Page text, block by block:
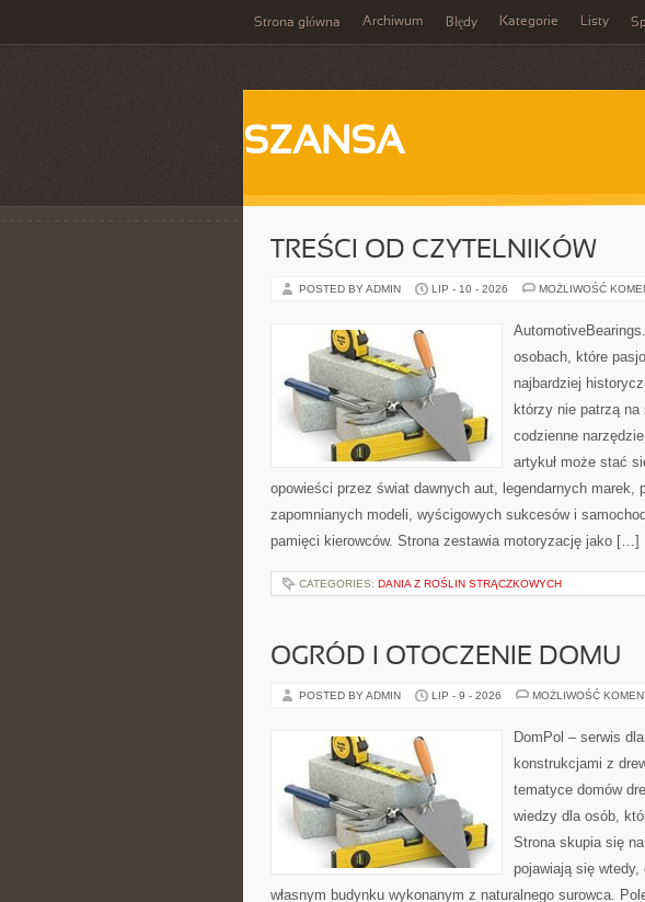
Strona główna Archiwum Błędy Kategorie Listy
SZANSA
TREŚCI OD CZYTELNIKÓW
POSTED BY ADMIN LIP - 10 - 2026 MOŻLIWOŚĆ
osobach, które
najbardziej
którzy nie patrzą na
codzienne
artykuł może stać
opowieści przez świat dawnych aut, legendarnych marek,
zapomnianych modeli, wyścigowych sukcesów i
pamięci kierowców. Strona zestawia motoryzację jako […]
CATEGORIES: DANIA Z ROŚLIN STRĄCZKOWYCH
OGRÓD I OTOCZENIE DOMU
POSTED BY ADMIN LIP - 9 - 2026 MOŻLIWOŚĆ
DomPol – serwis
konstrukcjami z
tematyce domów
wiedzy dla osób,
Strona skupia się
pojawiają się
własnym budynku wykonanym z naturalnego surowca.